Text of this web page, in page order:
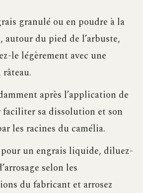
granulé ou en poudre à la
autour du pied de l’arbuste,
le légèrement avec une
après l’application de
faciliter sa dissolution et son
les racines du camélia.
un engrais liquide, diluez-
selon les
du fabricant et arrosez